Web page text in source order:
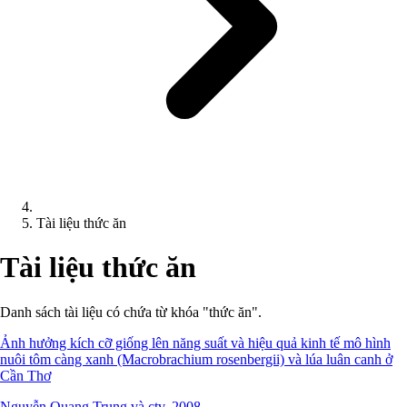
Tài liệu thức ăn
Tài liệu thức ăn
Danh sách tài liệu có chứa từ khóa "thức ăn".
Ảnh hưởng kích cỡ giống lên năng suất và hiệu quả kinh tế mô hình
nuôi tôm càng xanh (Macrobrachium rosenbergii) và lúa luân canh ở
Cần Thơ